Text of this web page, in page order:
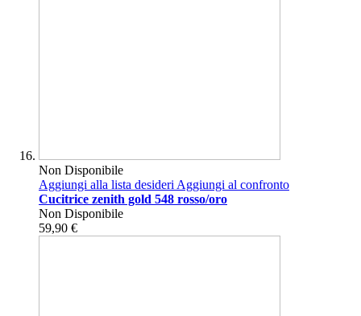
Non Disponibile
Aggiungi alla lista desideriAggiungi al confronto
Cucitrice zenith gold 548 rosso/oro
Non Disponibile
59,90 €